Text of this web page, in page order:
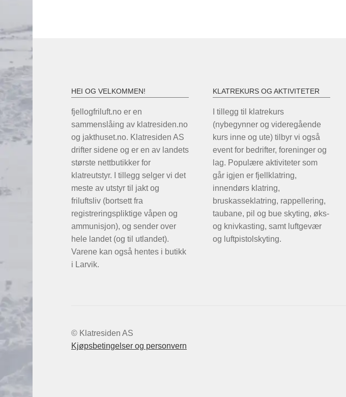
HEI OG VELKOMMEN!
fjellogfriluft.no er en
sammenslåing av klatresiden.no
og jakthuset.no. Klatresiden AS
drifter sidene og er en av landets
største nettbutikker for
klatreutstyr. I tillegg selger vi det
meste av utstyr til jakt og
friluftsliv (bortsett fra
registreringspliktige våpen og
ammunisjon), og sender over
hele landet (og til utlandet).
Varene kan også hentes i butikk
i Larvik.
KLATREKURS OG AKTIVITETER
I tillegg til klatrekurs
(nybegynner og videregående
kurs inne og ute) tilbyr vi også
event for bedrifter, foreninger og
lag. Populære aktiviteter som
går igjen er fjellklatring,
innendørs klatring,
bruskasseklatring, rappellering,
taubane, pil og bue skyting, øks-
og knivkasting, samt luftgevær
og luftpistolskyting.
© Klatresiden AS
Kjøpsbetingelser og personvern